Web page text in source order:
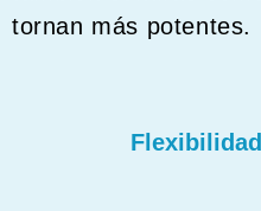
tornan más potentes.